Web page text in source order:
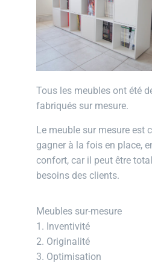
Tous les meubles ont été
fabriqués sur mesure.
Le meuble sur mesure est
gagner à la fois en place,
confort, car il peut être
besoins des clients.
Meubles sur-mesure
1. Inventivité
2. Originalité
3. Optimisation